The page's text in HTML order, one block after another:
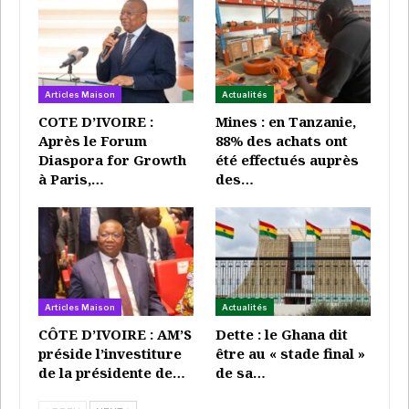
budget 2026 à la…
Super Admin Nov 19, 2025
Conflit dans l’est de la RDC: un avant-projet
d’accord…
Mai 2, 2025
RDC: ce que l’on sait sur l’annulation de la
visite des…
Et pour la délégation venue de Kinshasa, il faut
continuer «le plaidoyer concernantla situation dans
Articles Maison
COTE D’IVOIRE :
Après le Forum
Diaspora for Growth
à Paris,…
Actualités
Mines : en Tanzanie,
88% des achats ont
été effectués auprès
des…
Articles Maison
CÔTE D’IVOIRE : AM’S
préside l’investiture
de la présidente de…
Actualités
Dette : le Ghana dit
être au « stade final »
de sa…